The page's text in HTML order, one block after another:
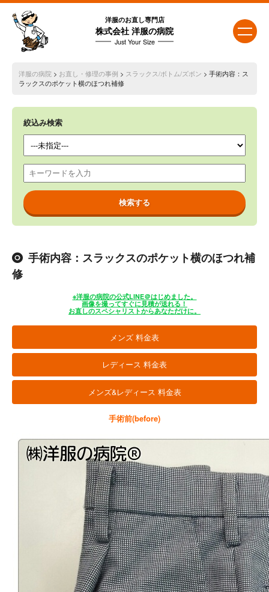
洋服のお直し専門店
株式会社 洋服の病院
Just Your Size
洋服の病院 > お直し・修理の事例 > スラックス/ボトム/ズボン > 手術内容：ス
ラックスのポケット横のほつれ補修
絞込み検索
手術内容：スラックスのポケット横のほつれ補
修
※洋服の病院の公式LINE＠はじめました。
画像を撮ってすぐに見積が送れる！
お直しのスペシャリストからあなただけに。
メンズ 料金表
レディース 料金表
メンズ&レディース 料金表
手術前(before)